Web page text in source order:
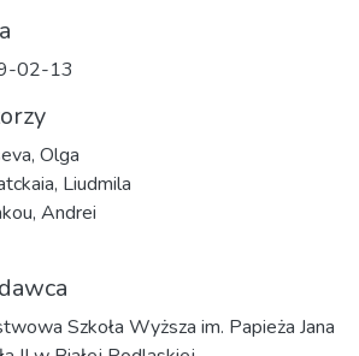
02-13
Olga
Liudmila
Andrei
Szkoła Wyższa im. Papieża Jana